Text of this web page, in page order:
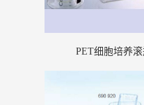
PET细胞培养